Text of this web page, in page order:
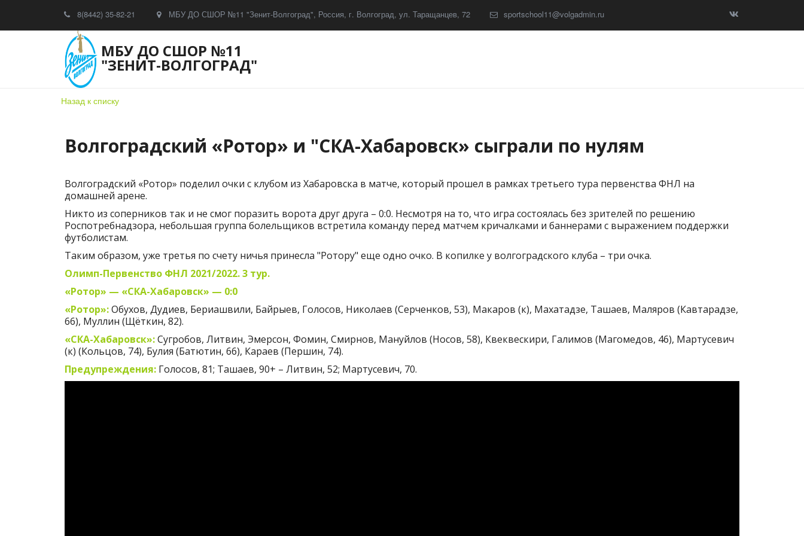
8(8442) 35-82-21 МБУ ДО СШОР №11 "Зенит-Волгоград", Россия, г. Волгоград, ул. Таращанцев, 72 sportschool11@volgadmin.ru
МБУ ДО СШОР №11
"ЗЕНИТ-ВОЛГОГРАД"
Назад к списку
Волгоградский «Ротор» и "СКА-Хабаровск» сыграли по нулям
Волгоградский «Ротор» поделил очки с клубом из Хабаровска в матче, который прошел в рамках третьего тура первенства ФНЛ на
домашней арене.
Никто из соперников так и не смог поразить ворота друг друга – 0:0. Несмотря на то, что игра состоялась без зрителей по решению
Роспотребнадзора, небольшая группа болельщиков встретила команду перед матчем кричалками и баннерами с выражением поддержки
футболистам.
Таким образом, уже третья по счету ничья принесла "Ротору" еще одно очко. В копилке у волгоградского клуба – три очка.
Олимп-Первенство ФНЛ 2021/2022. 3 тур.
«Ротор» — «СКА-Хабаровск» — 0:0
«Ротор»:Обухов, Дудиев, Бериашвили, Байрыев, Голосов, Николаев (Серченков, 53), Макаров (к), Махатадзе, Ташаев, Маляров (Кавтарадзе,
66), Муллин (Щёткин, 82).
«СКА-Хабаровск»:Сугробов, Литвин, Эмерсон, Фомин, Смирнов, Мануйлов (Носов, 58), Квеквескири, Галимов (Магомедов, 46), Мартусевич
(к) (Кольцов, 74), Булия (Батютин, 66), Караев (Першин, 74).
Предупреждения: Голосов, 81; Ташаев, 90+ – Литвин, 52; Мартусевич, 70.